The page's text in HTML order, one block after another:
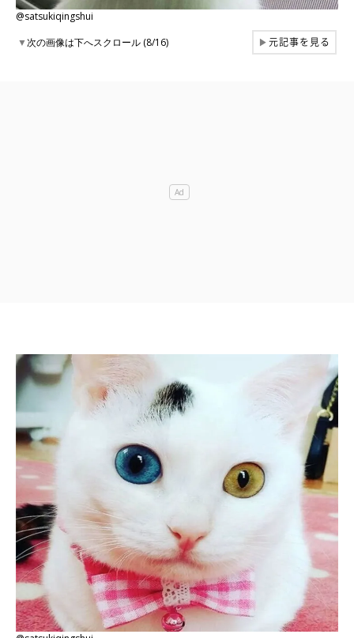
@satsukiqingshui
▼次の画像は下へスクロール (8/16) ▶元記事を見る